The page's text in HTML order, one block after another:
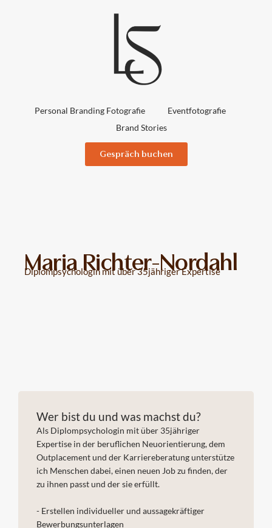
Personal Branding Fotografie
Eventfotografie
Brand Stories
Gespräch buchen
Maria Richter-Nordahl
Diplompsychologin mit über 35jähriger Expertise
Wer bist du und was machst du?
Als Diplompsychologin mit über 35jähriger
Expertise in der beruflichen Neuorientierung, dem
Outplacement und der Karriereberatung unterstütze
ich Menschen dabei, einen neuen Job zu finden, der
zu ihnen passt und der sie erfüllt.
- Erstellen individueller und aussagekräftiger
Bewerbungsunterlagen